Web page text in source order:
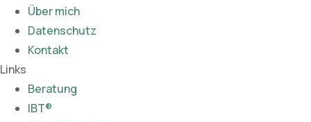
Über mich
Datenschutz
Kontakt
Links
Beratung
IBT®